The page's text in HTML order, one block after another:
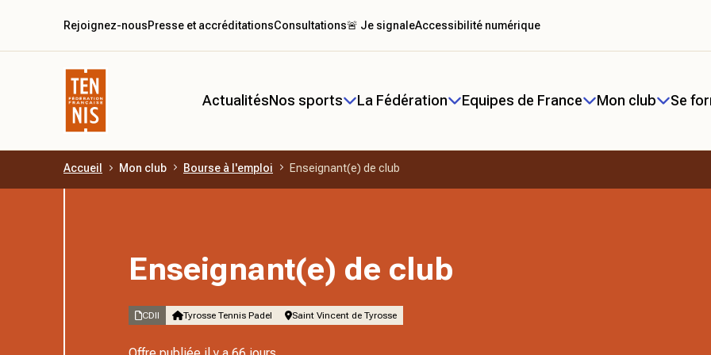
Aller au contenu principal
ActualitésNos sports La Fédération Equipes de France Mon club Se
Rejoignez-nousPresse et accréditationsConsultations🚨 Je signaleAccessibilité numérique
Accueil Mon club Bourse à l'emploi Enseignant(e) de club
Enseignant(e) de club
CDII Tyrosse Tennis Padel Saint Vincent de Tyrosse